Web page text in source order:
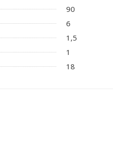
90
6
1,5
1
18